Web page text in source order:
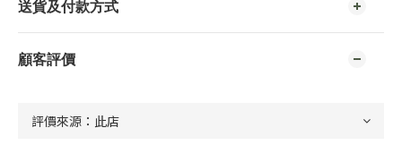
送貨及付款方式
顧客評價